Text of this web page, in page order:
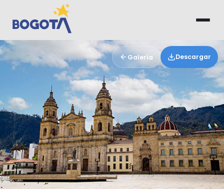
Saltar al contenido principal
Galería Descargar